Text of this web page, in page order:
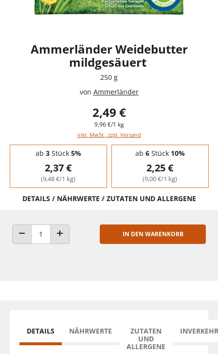
Ammerländer Weidebutter
mildgesäuert
250 g
von Ammerländer
2,49 €
9,96 €/1 kg
inkl. MwSt., zzgl. Versand
Staffelpreise - Mengenrabatt
ab 3Stück 5%
2,37 €
(9,48 €/1 kg)
ab 6Stück 10%
2,25 €
(9,00 €/1 kg)
DETAILS / NÄHRWERTE / ZUTATEN UND ALLERGENE
ANZAHL VERRINGERNANZAHL ERHÖHEN
IN DEN WARENKORB
DETAILS NÄHRWERTE
ZUTATEN
UND
ALLERGENE